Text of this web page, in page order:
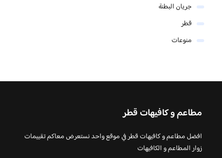
جريان البطنة
قطر
منوعات
مطاعم و كافيهات قطر
افضل مطاعم و كافيهات قطر في موقع واحد نستعرض معاكم تقييمات
زوار المطاعم و الكافيهات